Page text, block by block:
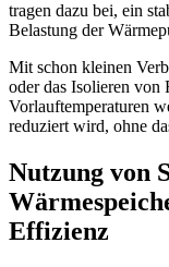
tragen dazu bei, ein
Belastung der
Mit schon kleinen
oder das Isolieren von
Vorlauftemperaturen
reduziert wird, ohne
Nutzung von
Effizienz